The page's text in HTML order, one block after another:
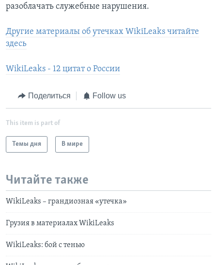
разоблачать служебные нарушения.
Другие материалы об утечках WikiLeaks читайте
здесь
WikiLeaks - 12 цитат о России
Поделиться Follow us
This item is part of
Темы дня В мире
Читайте также
WikiLeaks – грандиозная «утечка»
Грузия в материалах WikiLeaks
WikiLeaks: бой с тенью